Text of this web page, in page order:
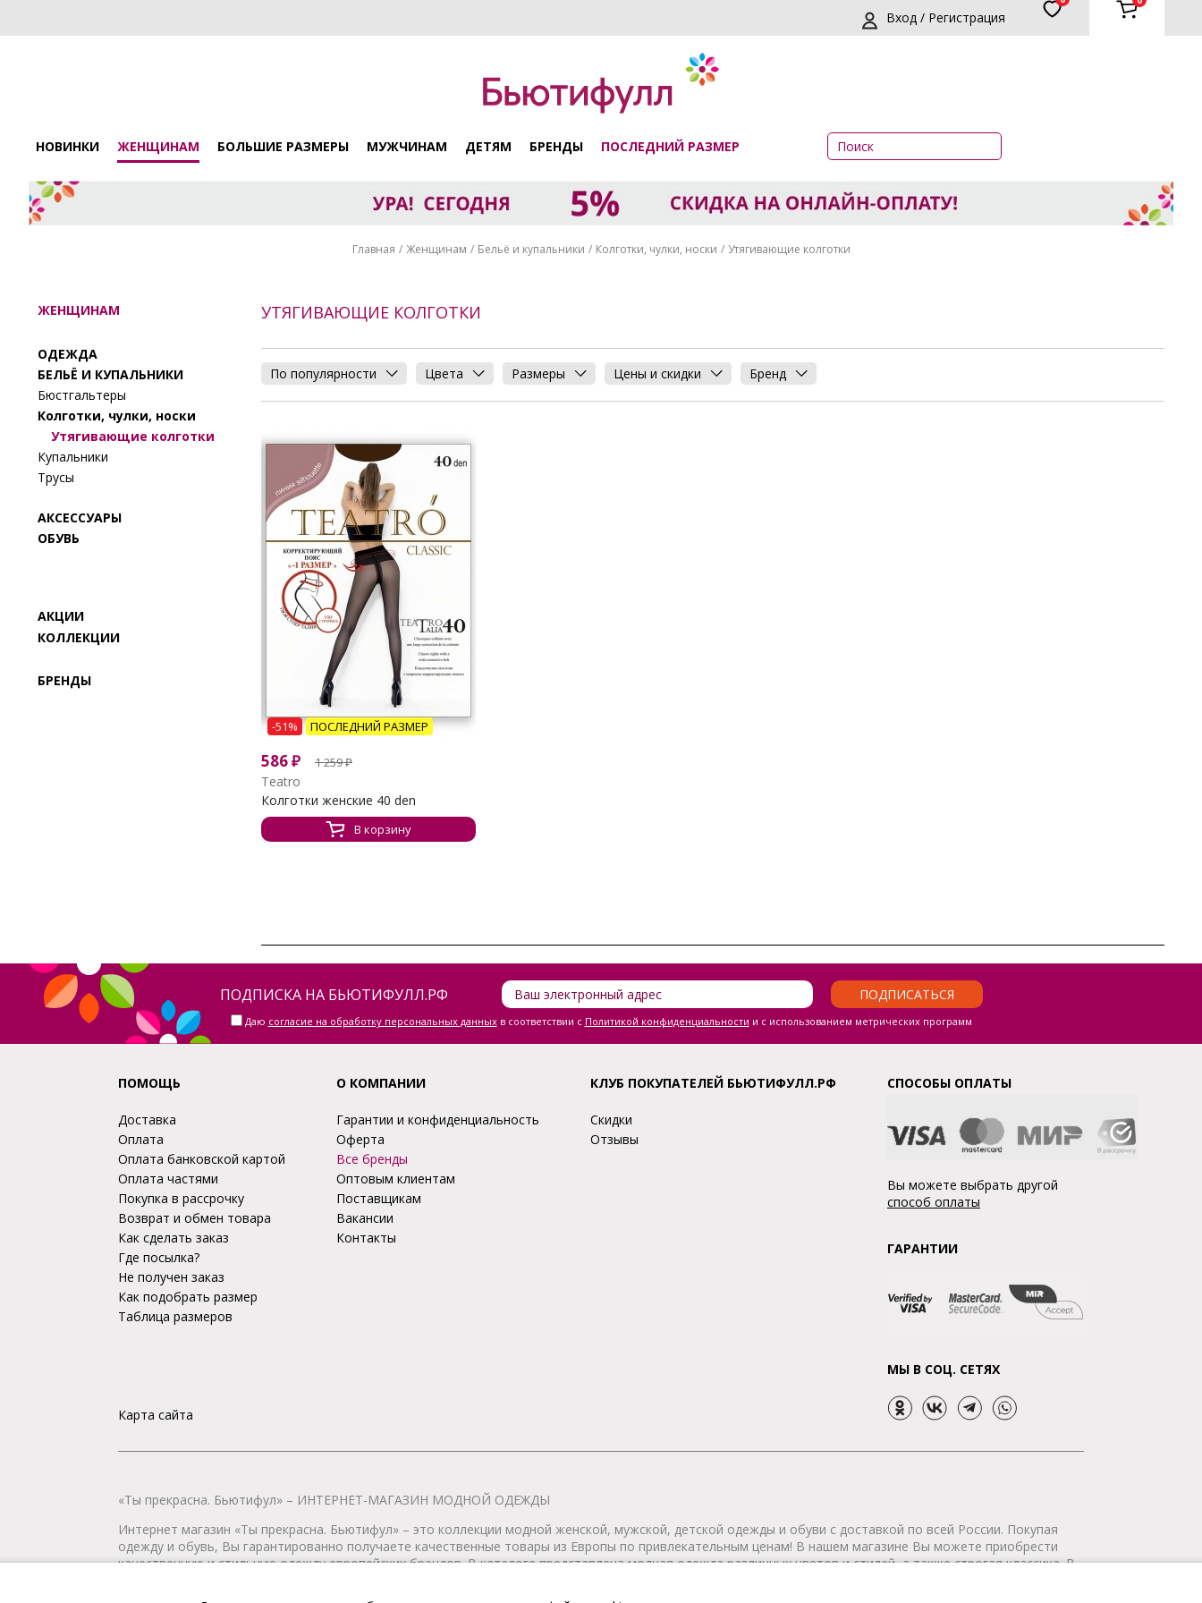
Вход / Регистрация
НОВИНКИ ЖЕНЩИНАМ БОЛЬШИЕ РАЗМЕРЫ МУЖЧИНАМ ДЕТЯМ БРЕНДЫ ПОСЛЕДНИЙ РАЗМЕР
Главная Женщинам Бельё и купальники Колготки, чулки, носки Утягивающие колготки
ЖЕНЩИНАМ
ОДЕЖДА
БЕЛЬЁ И КУПАЛЬНИКИ
Бюстгальтеры
Колготки, чулки, носки
Утягивающие колготки
Купальники
Трусы
АКСЕССУАРЫ
ОБУВЬ
АКЦИИ
КОЛЛЕКЦИИ
БРЕНДЫ
УТЯГИВАЮЩИЕ КОЛГОТКИ
По популярности Цвета Размеры Цены и скидки Бренд
-51% ПОСЛЕДНИЙ РАЗМЕР
586₽ 1 259₽
Teatro
Колготки женские 40 den
В корзину
ПОДПИСКА НА БЬЮТИФУЛЛ.РФ ПОДПИСАТЬСЯ
Даю согласие на обработку персональных данныхв соответствии с Политикой конфиденциальности и с использованием метрических программ
ПОМОЩЬ
Доставка
Оплата
Оплата банковской картой
Оплата частями
Покупка в рассрочку
Возврат и обмен товара
Как сделать заказ
Где посылка?
Не получен заказ
Как подобрать размер
Таблица размеров
Карта сайта
О КОМПАНИИ
Гарантии и конфиденциальность
Оферта
Все бренды
Оптовым клиентам
Поставщикам
Вакансии
Контакты
КЛУБ ПОКУПАТЕЛЕЙ БЬЮТИФУЛЛ.РФ
Скидки
Отзывы
СПОСОБЫ ОПЛАТЫ
Вы можете выбрать другой
способ оплаты
ГАРАНТИИ
МЫ В СОЦ. СЕТЯХ
«Ты прекрасна. Бьютифул» – ИНТЕРНЕТ-МАГАЗИН МОДНОЙ ОДЕЖДЫ
Интернет магазин «Ты прекрасна. Бьютифул» – это коллекции модной женской, мужской, детской одежды и обуви с доставкой по всей России. Покупая
одежду и обувь, Вы гарантированно получаете качественные товары из Европы по привлекательным ценам! В нашем магазине Вы можете приобрести
качественную и стильную одежду европейских брендов. В каталоге представлена модная одежда различных цветов и стилей, а также строгая классика. В